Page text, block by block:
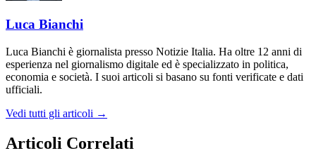
Luca Bianchi
Luca Bianchi è giornalista presso Notizie Italia. Ha oltre 12 anni di
esperienza nel giornalismo digitale ed è specializzato in politica,
economia e società. I suoi articoli si basano su fonti verificate e dati
ufficiali.
Vedi tutti gli articoli →
Articoli Correlati